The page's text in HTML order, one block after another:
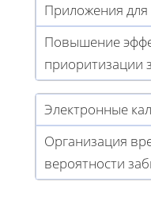
Приложения
Повышение
приоритизации
Электронные
Организация
вероятности